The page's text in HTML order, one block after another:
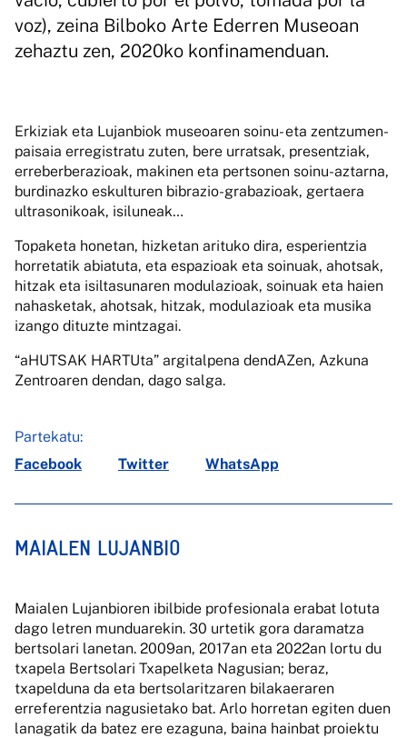
voz), zeina Bilboko Arte Ederren Museoan
zehaztu zen, 2020ko konfinamenduan.
Erkiziak eta Lujanbiok museoaren soinu- eta zentzumen-
paisaia erregistratu zuten, bere urratsak, presentziak,
erreberberazioak, makinen eta pertsonen soinu-aztarna,
burdinazko eskulturen bibrazio-grabazioak, gertaera
ultrasonikoak, isiluneak…
Topaketa honetan, hizketan arituko dira, esperientzia
horretatik abiatuta, eta espazioak eta soinuak, ahotsak,
hitzak eta isiltasunaren modulazioak, soinuak eta haien
nahasketak, ahotsak, hitzak, modulazioak eta musika
izango dituzte mintzagai.
“aHUTSAK HARTUta” argitalpena dendAZen, Azkuna
Zentroaren dendan, dago salga.
Partekatu:
Facebook
Twitter WhatsApp
MAIALEN LUJANBIO
Maialen Lujanbioren ibilbide profesionala erabat lotuta
dago letren munduarekin. 30 urtetik gora daramatza
bertsolari lanetan. 2009an, 2017an eta 2022an lortu du
txapela Bertsolari Txapelketa Nagusian; beraz,
txapelduna da eta bertsolaritzaren bilakaeraren
erreferentzia nagusietako bat. Arlo horretan egiten duen
lanagatik da batez ere ezaguna, baina hainbat proiektu